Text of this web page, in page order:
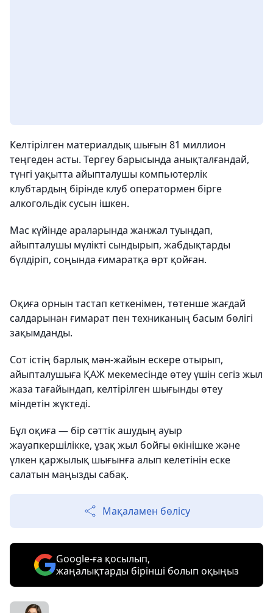
Келтірілген материалдық шығын 81 миллион
теңгеден асты. Тергеу барысында анықталғандай,
түнгі уақытта айыпталушы компьютерлік
клубтардың бірінде клуб оператормен бірге
алкогольдік сусын ішкен.
Мас күйінде араларында жанжал туындап,
айыпталушы мүлікті сындырып, жабдықтарды
бүлдіріп, соңында ғимаратқа өрт қойған.
Оқиға орнын тастап кеткенімен, төтенше жағдай
салдарынан ғимарат пен техниканың басым бөлігі
зақымданды.
Сот істің барлық мән-жайын ескере отырып,
айыпталушыға ҚАЖ мекемесінде өтеу үшін сегіз жыл
жаза тағайындап, келтірілген шығынды өтеу
міндетін жүктеді.
Бұл оқиға — бір сәттік ашудың ауыр
жауапкершілікке, ұзақ жыл бойғы өкінішке және
үлкен қаржылық шығынға алып келетінін еске
салатын маңызды сабақ.
Мақаламен бөлісу
Google-ға қосылып,
жаңалықтарды бірінші болып оқыңыз